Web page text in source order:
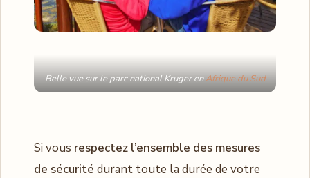
Belle vue sur le parc national Kruger enAfrique du Sud
Si vous respectez l’ensemble des mesures
de sécurité durant toute la durée de votre